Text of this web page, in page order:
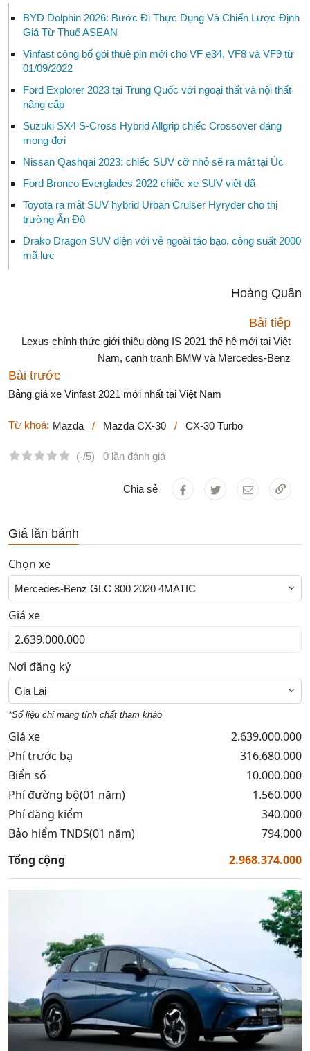
BYD Dolphin 2026: Bước Đi Thực Dụng Và Chiến Lược Định
Giá Từ Thuế ASEAN
Vinfast công bố gói thuê pin mới cho VF e34, VF8 và VF9 từ
01/09/2022
Ford Explorer 2023 tại Trung Quốc với ngoại thất và nội thất
nâng cấp
Suzuki SX4 S-Cross Hybrid Allgrip chiếc Crossover đáng
mong đợi
Nissan Qashqai 2023: chiếc SUV cỡ nhỏ sẽ ra mắt tại Úc
Ford Bronco Everglades 2022 chiếc xe SUV việt dã
Toyota ra mắt SUV hybrid Urban Cruiser Hyryder cho thị
trường Ấn Độ
Drako Dragon SUV điện với vẻ ngoài táo bạo, công suất 2000
mã lực
Hoàng Quân
Bài tiếp
Lexus chính thức giới thiệu dòng IS 2021 thế hệ mới tại Việt
Nam, cạnh tranh BMW và Mercedes-Benz
Bài trước
Bảng giá xe Vinfast 2021 mới nhất tại Việt Nam
Từ khoá: Mazda / Mazda CX-30 / CX-30 Turbo
(-/5) 0 lần đánh giá
Chia sẻ
Giá lăn bánh
Chọn xe
Mercedes-Benz GLC 300 2020 4MATIC
Giá xe
Nơi đăng ký
Gia Lai
*Số liệu chỉ mang tính chất tham khảo
Giá xe
2.639.000.000
Phí trước bạ
316.680.000
Biển số
10.000.000
Phí đường bộ(01 năm)
1.560.000
Phí đăng kiểm
340.000
Bảo hiểm TNDS(01 năm)
794.000
Tổng cộng
2.968.374.000